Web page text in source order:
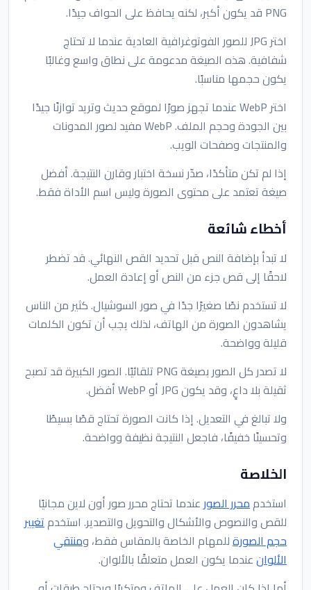
PNG قد يكون أكبر، لكنه يحافظ على الحواف جيدًا.
اختر JPG للصور الفوتوغرافية العادية عندما لا تحتاج
شفافية. هذه الصيغة مدعومة على نطاق واسع وغالبًا
يكون حجمها مناسبًا.
اختر WebP عندما تجهز صورًا لموقع حديث وتريد توازنًا جيدًا
بين الجودة وحجم الملف. WebP مفيد لصور المدونات
والمنتجات وصفحات الويب.
إذا لم تكن متأكدًا، صدّر نسخة اختبار وقارن النتيجة. أفضل
صيغة تعتمد على محتوى الصورة وليس اسم الأداة فقط.
أخطاء شائعة
لا تبدأ بإضافة النص قبل تحديد القص النهائي. قد تضطر
لاحقًا إلى قص جزء من النص أو إعادة العمل.
لا تستخدم نصًا صغيرًا جدًا في صور السوشيال. كثير من الناس
يشاهدون الصورة من الهاتف، لذلك يجب أن تكون الكلمات
قليلة وواضحة.
لا تصدر كل الصور بصيغة PNG تلقائيًا. الصور الكبيرة قد تصبح
ثقيلة بلا داعٍ، وقد يكون JPG أو WebP أفضل.
ولا تبالغ في التعديل. إذا كانت الصورة تحتاج قصًا بسيطًا
وتحسينًا خفيفًا، فاجعل النتيجة نظيفة وواضحة.
الخلاصة
استخدممحرر الصور عندما تحتاج محرر صور أون لاين مجانيًا
للقص والنصوص والأشكال والتحويل والتصدير. استخدمتغيير
حجم الصورةللمهام الخاصة بالمقاس فقط، ومنتقي
الألوانعندما يكون العمل متعلقًا بالألوان.